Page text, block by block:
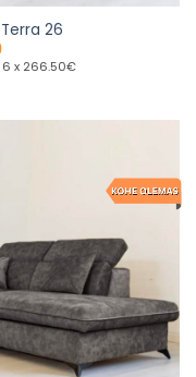
26
x 266.50€